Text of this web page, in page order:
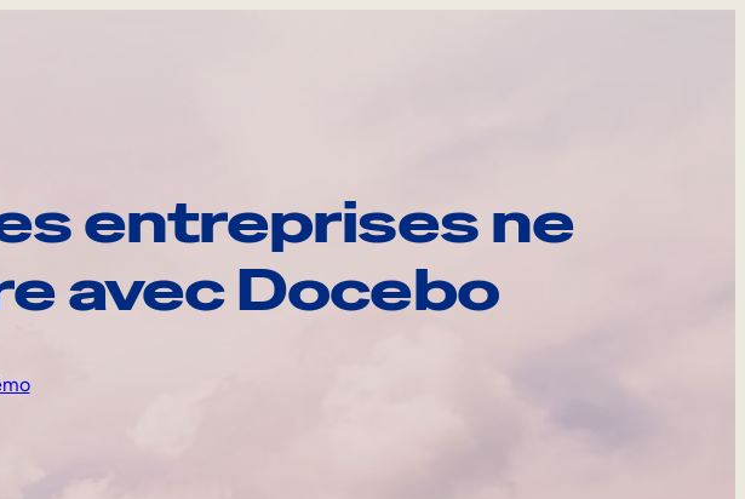
entreprises ne
avec Docebo